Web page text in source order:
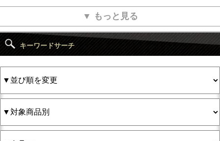
▼ もっと見る
キーワードサーチ